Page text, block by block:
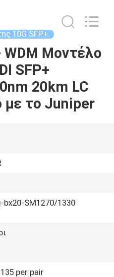
10G SFP+
WDM Μοντέλο
SFP+
20km LC
με το Juniper
bx20-SM1270/1330
per pair